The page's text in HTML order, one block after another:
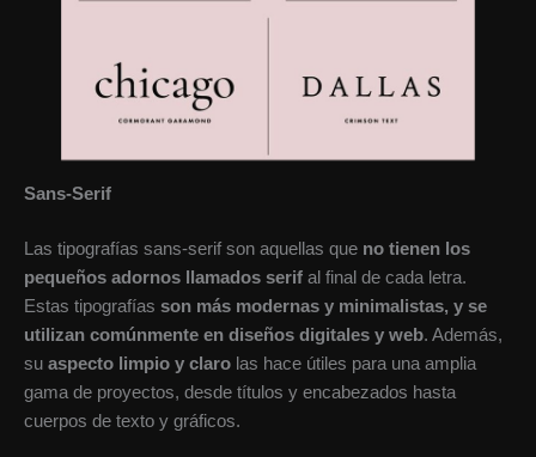
Sans-Serif
Las tipografías sans-serif son aquellas que no tienen los
pequeños adornos llamados serif al final de cada letra.
Estas tipografías son más modernas y minimalistas, y se
utilizan comúnmente en diseños digitales y web. Además,
su aspecto limpio y claro las hace útiles para una amplia
gama de proyectos, desde títulos y encabezados hasta
cuerpos de texto y gráficos.